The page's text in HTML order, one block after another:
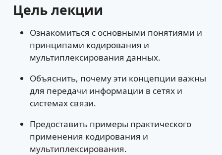
Цель лекции
Ознакомиться с основными понятиями и
принципами кодирования и
мультиплексирования данных.
Объяснить, почему эти концепции важны
для передачи информации в сетях и
системах связи.
Предоставить примеры практического
применения кодирования и
мультиплексирования.